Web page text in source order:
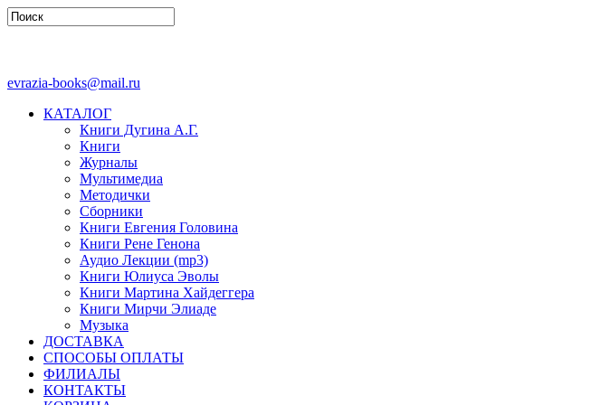
evrazia-books@mail.ru
КАТАЛОГ
Книги Дугина А.Г.
Книги
Журналы
Мультимедиа
Методички
Сборники
Книги Евгения Головина
Книги Рене Генона
Аудио Лекции (mp3)
Книги Юлиуса Эволы
Книги Мартина Хайдеггера
Книги Мирчи Элиаде
Музыка
ДОСТАВКА
СПОСОБЫ ОПЛАТЫ
ФИЛИАЛЫ
КОНТАКТЫ